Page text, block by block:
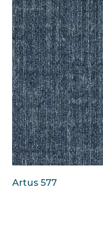
Artus 577